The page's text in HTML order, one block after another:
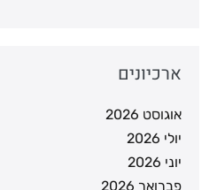
ארכיונים
אוגוסט 2026
יולי 2026
יוני 2026
פברואר 2026